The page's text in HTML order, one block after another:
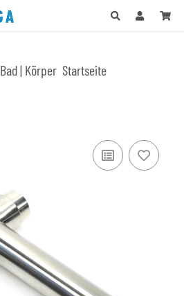
Bad | Körper Startseite